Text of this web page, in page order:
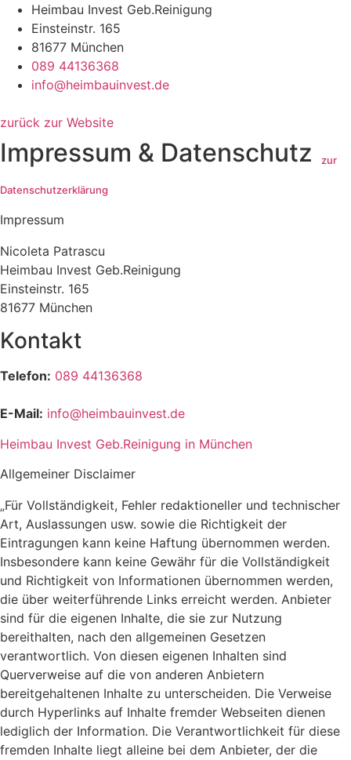
Heimbau Invest Geb.Reinigung
Einsteinstr. 165
81677 München
089 44136368
info@heimbauinvest.de
zurück zur Website
Impressum & Datenschutz zur
Datenschutzerklärung
Impressum
Nicoleta Patrascu
Heimbau Invest Geb.Reinigung
Einsteinstr. 165
81677 München
Kontakt
Telefon: 089 44136368
E-Mail: info@heimbauinvest.de
Heimbau Invest Geb.Reinigung in München
Allgemeiner Disclaimer
„Für Vollständigkeit, Fehler redaktioneller und technischer
Art, Auslassungen usw. sowie die Richtigkeit der
Eintragungen kann keine Haftung übernommen werden.
Insbesondere kann keine Gewähr für die Vollständigkeit
und Richtigkeit von Informationen übernommen werden,
die über weiterführende Links erreicht werden. Anbieter
sind für die eigenen Inhalte, die sie zur Nutzung
bereithalten, nach den allgemeinen Gesetzen
verantwortlich. Von diesen eigenen Inhalten sind
Querverweise auf die von anderen Anbietern
bereitgehaltenen Inhalte zu unterscheiden. Die Verweise
durch Hyperlinks auf Inhalte fremder Webseiten dienen
lediglich der Information. Die Verantwortlichkeit für diese
fremden Inhalte liegt alleine bei dem Anbieter, der die